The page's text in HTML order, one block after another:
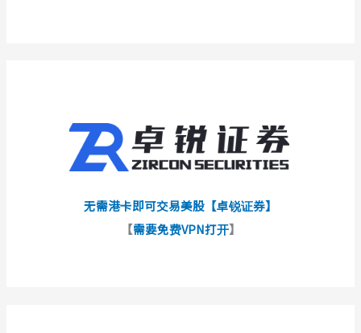
无需港卡即可交易美股【卓锐证券】
【需要免费VPN打开】